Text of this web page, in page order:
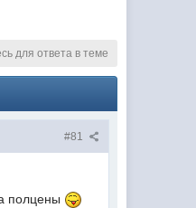
для ответа в теме
#81
полцены